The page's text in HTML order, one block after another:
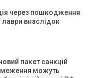
через пошкодження
внаслідок
пакет санкцій
можуть